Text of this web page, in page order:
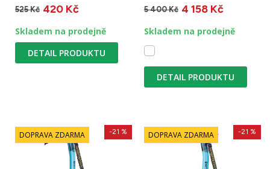
525 Kč 420 Kč
Skladem na prodejně
DETAIL PRODUKTU
5 400 Kč 4 158 Kč
Skladem na prodejně
DETAIL PRODUKTU
DOPRAVA ZDARMA -21 % DOPRAVA ZDARMA -21 %